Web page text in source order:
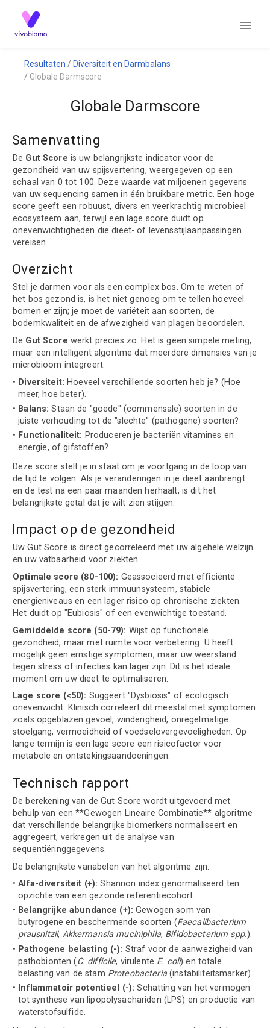
Resultaten
Diversiteit en Darmbalans
Globale Darmscore
Globale Darmscore
Samenvatting
De Gut Score is uw belangrijkste indicator voor de
gezondheid van uw spijsvertering, weergegeven op een
schaal van 0 tot 100. Deze waarde vat miljoenen gegevens
van uw sequencing samen in één bruikbare metric. Een hoge
score geeft een robuust, divers en veerkrachtig microbieel
ecosysteem aan, terwijl een lage score duidt op
onevenwichtigheden die dieet- of levensstijlaanpassingen
vereisen.
Overzicht
Stel je darmen voor als een complex bos. Om te weten of
het bos gezond is, is het niet genoeg om te tellen hoeveel
bomen er zijn; je moet de variëteit aan soorten, de
bodemkwaliteit en de afwezigheid van plagen beoordelen.
De Gut Score werkt precies zo. Het is geen simpele meting,
maar een intelligent algoritme dat meerdere dimensies van je
microbioom integreert:
Diversiteit: Hoeveel verschillende soorten heb je? (Hoe
meer, hoe beter).
Balans: Staan de "goede" (commensale) soorten in de
juiste verhouding tot de "slechte" (pathogene) soorten?
Functionaliteit: Produceren je bacteriën vitamines en
energie, of gifstoffen?
Deze score stelt je in staat om je voortgang in de loop van
de tijd te volgen. Als je veranderingen in je dieet aanbrengt
en de test na een paar maanden herhaalt, is dit het
belangrijkste getal dat je wilt zien stijgen.
Impact op de gezondheid
Uw Gut Score is direct gecorreleerd met uw algehele welzijn
en uw vatbaarheid voor ziekten.
Optimale score (80-100): Geassocieerd met efficiënte
spijsvertering, een sterk immuunsysteem, stabiele
energieniveaus en een lager risico op chronische ziekten.
Het duidt op "Eubiosis" of een evenwichtige toestand.
Gemiddelde score (50-79): Wijst op functionele
gezondheid, maar met ruimte voor verbetering. U heeft
mogelijk geen ernstige symptomen, maar uw weerstand
tegen stress of infecties kan lager zijn. Dit is het ideale
moment om uw dieet te optimaliseren.
Lage score (<50): Suggeert "Dysbiosis" of ecologisch
onevenwicht. Klinisch correleert dit meestal met symptomen
zoals opgeblazen gevoel, winderigheid, onregelmatige
stoelgang, vermoeidheid of voedselovergevoeligheden. Op
lange termijn is een lage score een risicofactor voor
metabole en ontstekingsaandoeningen.
Technisch rapport
De berekening van de Gut Score wordt uitgevoerd met
behulp van een **Gewogen Lineaire Combinatie** algoritme
dat verschillende belangrijke biomerkers normaliseert en
aggregeert, verkregen uit de analyse van
sequentiëringgegevens.
De belangrijkste variabelen van het algoritme zijn:
Alfa-diversiteit (+): Shannon index genormaliseerd ten
opzichte van een gezonde referentiecohort.
Belangrijke abundance (+): Gewogen som van
butyrogene en beschermende soorten (Faecalibacterium
prausnitzii, Akkermansia muciniphila, Bifidobacterium spp.).
Pathogene belasting (-): Straf voor de aanwezigheid van
pathobionten (C. difficile, virulente E. coli) en totale
belasting van de stam Proteobacteria (instabiliteitsmarker).
Inflammatoir potentieel (-): Schatting van het vermogen
tot synthese van lipopolysachariden (LPS) en productie van
waterstofsulfide.